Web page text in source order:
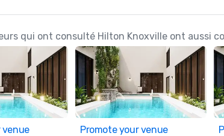
qui ont consulté Hilton Knoxville ont aussi
venue Promote your venue